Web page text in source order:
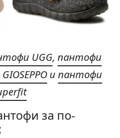
UGG, пантофи
и пантофи
за по-